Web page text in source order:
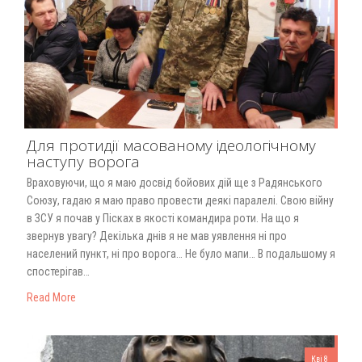
Для протидії масованому ідеологічному
наступу ворога
Враховуючи, що я маю досвід бойових дій ще з Радянського
Союзу, гадаю я маю право провести деякі паралелі. Свою війну
в ЗСУ я почав у Пісках в якості командира роти. На що я
звернув увагу? Декілька днів я не мав уявлення ні про
населений пункт, ні про ворога… Не було мапи… В подальшому я
спостерігав…
Read More
Кві 8